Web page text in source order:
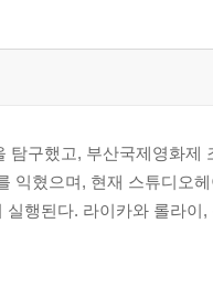
다
탐구했고, 부산국제영화
익혔으며, 현재 스튜디오
행된다. 라이카와 롤라이